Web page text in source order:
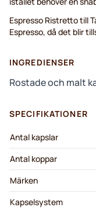
Espresso Ristretto till
Espresso, då det blir
INGREDIENSER
Rostade och malt
SPECIFIKATIONER
Antal kapslar
Antal koppar
Märken
Kapselsystem